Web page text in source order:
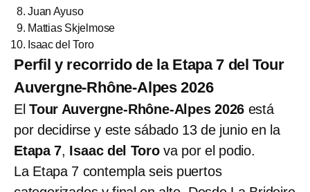
Juan Ayuso
Mattias Skjelmose
Isaac del Toro
Perfil y recorrido de la Etapa 7 del Tour
Auvergne-Rhône-Alpes 2026
El Tour Auvergne-Rhône-Alpes 2026 está
por decidirse y este sábado 13 de junio en la
Etapa 7, Isaac del Torova por el podio.
La Etapa 7 contempla seis puertos